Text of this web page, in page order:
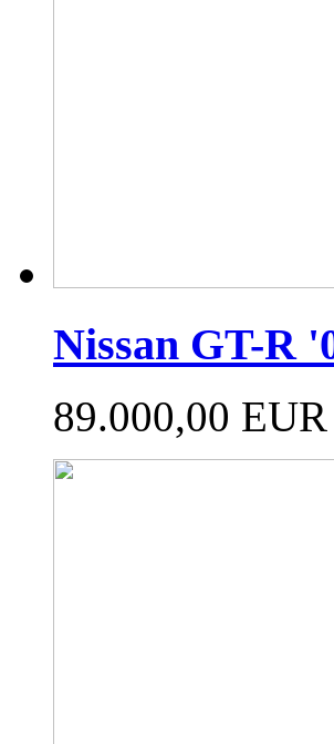
Nissan GT-R
89.000,00 EUR